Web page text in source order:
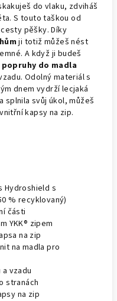
do vlaku, zdviháš
S touto taškou od
pěšky. Díky
ji totiž můžeš nést
A když ji budeš
do madla
Odolný materiál s
dnem vydrží lecjaká
splnila svůj úkol, můžeš
kapsy na zip.
Hydroshield s
% recyklovaný)
části
YKK® zipem
na zip
na madla pro
vzadu
stranách
na zip